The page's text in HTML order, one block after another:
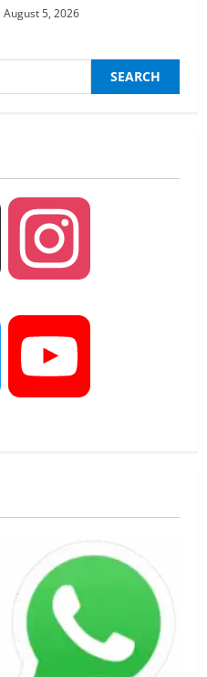
August 5, 2026
Threads
Twitter
2026
NEWS
2026 के सब-कॉन्टेस्ट ‘मिस
एवं ‘मिस ब्यूटीफुल हेयर’ का
2026
NEWS
पीस यूनिवर्सिटी और जर्मनी के
बीच समझौता; भारतीय छात्रों
विस्तार पर हुई चर्चा
NEWS
निर्वाचन अधिकारी ने
क्षेत्र के पोलिंग बूथों का
एसआईआर आपत्ति निस्तारण
का लिया जायजा